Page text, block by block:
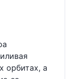
орбитах, а